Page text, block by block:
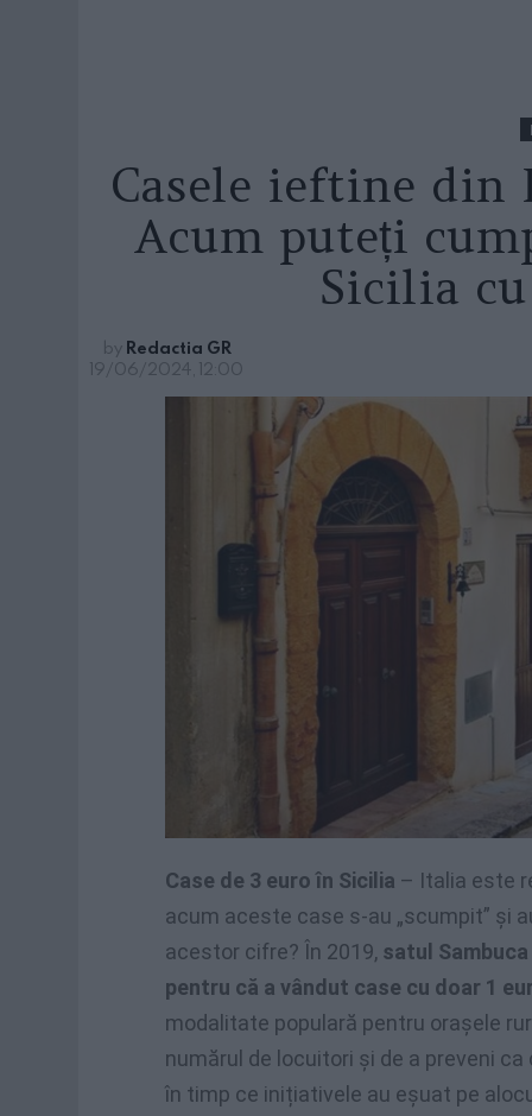
Casele ieftine din
Acum puteți
Sicilia
by Redactia GR
19/06/2024, 12:00
Case de 3 euro în Sicilia – Italia este
acum aceste case s-au „scumpit” și
acestor cifre? În 2019, satul
pentru că a vândut case cu doar 1
modalitate populară pentru orașele
numărul de locuitori și de a preveni
în timp ce inițiativele au eșuat pe